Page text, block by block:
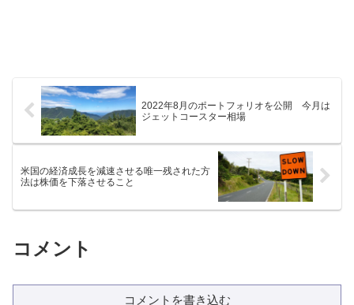
2022年8月のポートフォリオを公開 今月は
ジェットコースター相場
米国の経済成長を減速させる唯一残された方
法は株価を下落させること
コメント
コメントを書き込む